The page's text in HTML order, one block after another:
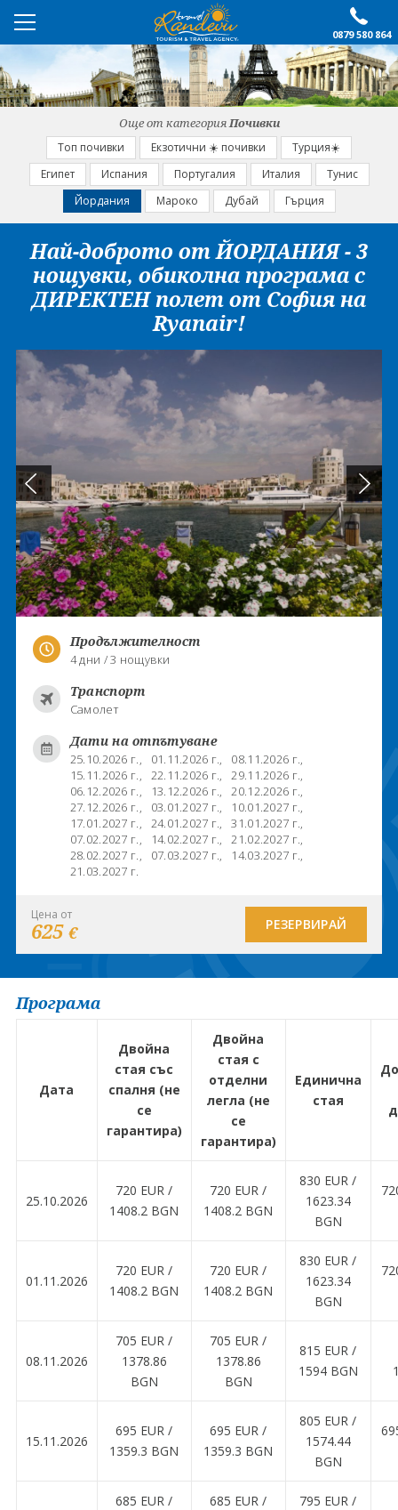
0879 580 864
ПРЕПОРЪЧАНО
ЕКСКУРЗИИ
ПОЧИВКИ
Контакти
Условия за записване
Политика за лични
данни
Документи
ПОСЛЕДВАЙТЕ НИ
Още от категорияПочивки
Топ почивки Екзотични ☀️ почивки
Турция☀️
Египет
Испания Португалия Италия
Тунис
Йордания
Мароко Дубай Гърция
Най-доброто от ЙОРДАНИЯ - 3
нощувки, обиколна програма с
ДИРЕКТЕН полет от София на
Ryanair!
Продължителност
4 дни / 3 нощувки
Транспорт
Самолет
Дати на отпътуване
25.10.2026 г., 01.11.2026 г., 08.11.2026 г.,
15.11.2026 г., 22.11.2026 г.,29.11.2026 г.,
06.12.2026 г.,
13.12.2026 г.,20.12.2026 г.,
27.12.2026 г., 03.01.2027 г., 10.01.2027 г.,
17.01.2027 г., 24.01.2027 г.,31.01.2027 г.,
07.02.2027 г.,
14.02.2027 г.,21.02.2027 г.,
28.02.2027 г., 07.03.2027 г., 14.03.2027 г.,
21.03.2027 г.
РЕЗЕРВИРАЙ
Цена от
625 €
Програма
Дата
Двойна
стая със
спалня (не
се
гарантира)
Двойна
стая с
отделни
легла (не
се
гарантира)
Единична
стая
25.10.2026
720 EUR ∕
1408.2 BGN
720 EUR ∕
1408.2 BGN
830 EUR ∕
1623.34
BGN
01.11.2026
720 EUR ∕
1408.2 BGN
720 EUR ∕
1408.2 BGN
830 EUR ∕
1623.34
BGN
08.11.2026
705 EUR ∕
1378.86
BGN
705 EUR ∕
1378.86
BGN
815 EUR ∕
1594 BGN
15.11.2026
695 EUR ∕
1359.3 BGN
695 EUR ∕
1359.3 BGN
805 EUR ∕
1574.44
BGN
685 EUR ∕
685 EUR ∕
795 EUR ∕